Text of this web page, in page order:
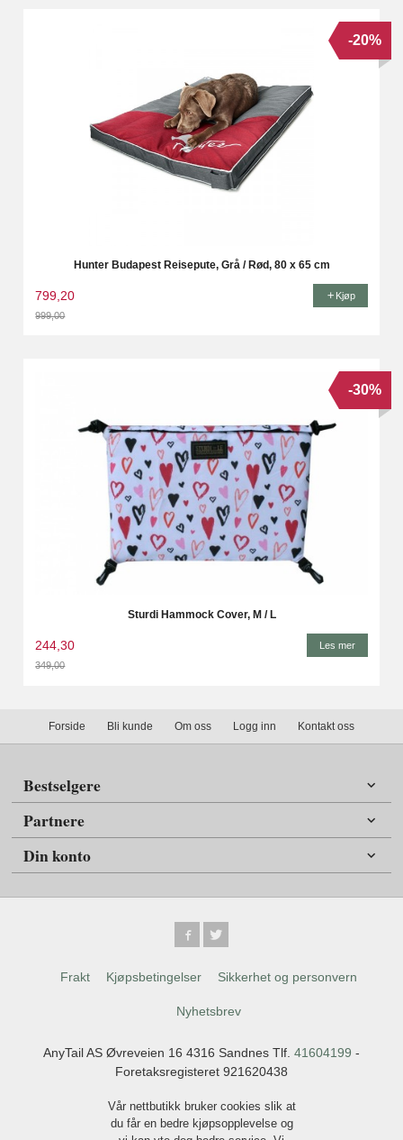
Hunter Budapest Reisepute, Grå / Rød, 80 x 65 cm
799,20
999,00
-20%
Kjøp
Sturdi Hammock Cover, M / L
244,30
349,00
-30%
Les mer
Forside Bli kunde Om oss Logg inn Kontakt oss
Bestselgere
Partnere
Din konto
Frakt Kjøpsbetingelser Sikkerhet og personvern
Nyhetsbrev
AnyTail AS Øvreveien 16 4316 Sandnes Tlf. 41604199 -
Foretaksregisteret 921620438
Vår nettbutikk bruker cookies slik at
du får en bedre kjøpsopplevelse og